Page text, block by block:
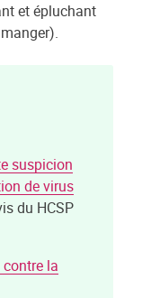
et épluchant
suspicion
de virus
du HCSP
la